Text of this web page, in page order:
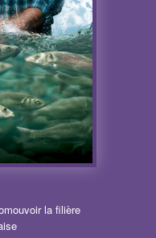
la filière